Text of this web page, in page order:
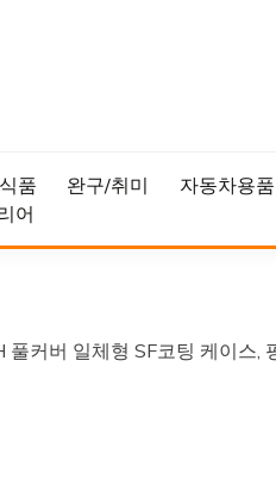
식품 완구/취미 자동차용품
어
커버 일체형 SF코팅 케이스,